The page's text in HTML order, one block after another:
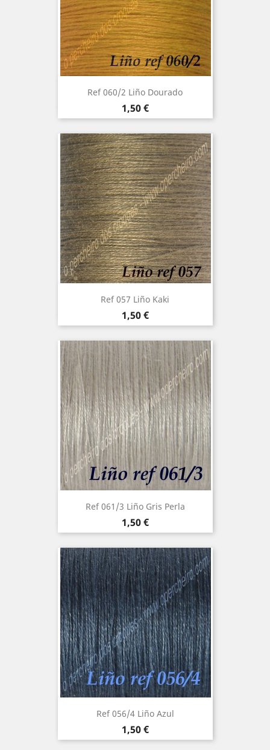
Ref 060/2 Liño Dourado
Precio
1,50 €
Ref 057 Liño Kaki
Precio
1,50 €
Ref 061/3 Liño Gris Perla
Precio
1,50 €
Ref 056/4 Liño Azul
Precio
1,50 €